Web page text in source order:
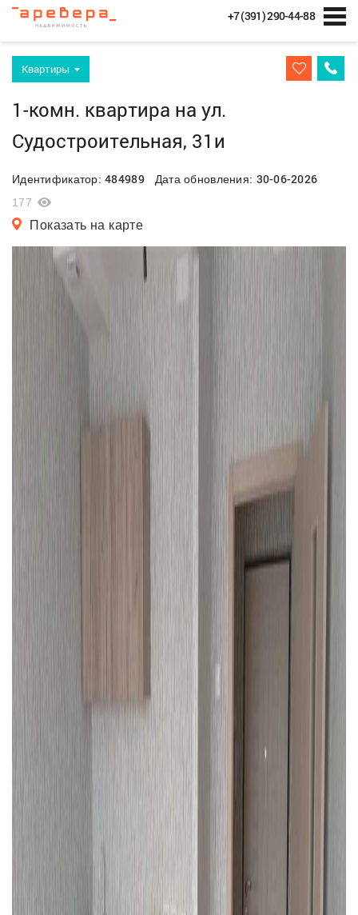
+7 (391) 290-44-88
Квартиры
1-комн. квартира на ул.
Судостроительная, 31и
Идентификатор:484989Дата обновления: 30-06-2026
177
Показать на карте